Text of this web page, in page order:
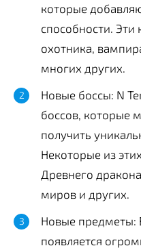
которые
способности. Эти
охотника,
многих других.
Новые боссы: N
боссов, которые
получить
Некоторые из
Древнего
миров и других.
Новые предметы:
появляется